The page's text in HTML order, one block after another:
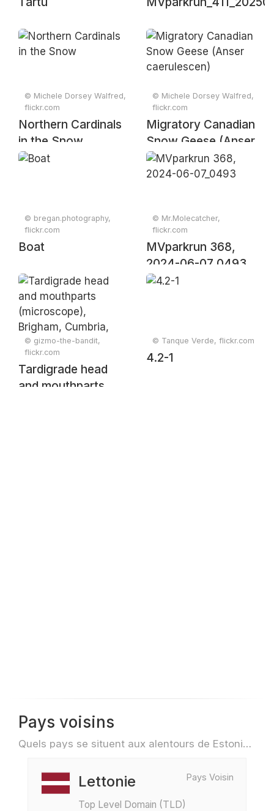
© Michele Dorsey Walfred,
flickr.com
Northern Cardinals
in the Snow
© Michele Dorsey Walfred,
flickr.com
Migratory Canadian
Snow Geese (Anser
caerulescen)
© bregan.photography,
flickr.com
Boat
© Mr.Molecatcher,
flickr.com
MVparkrun 368,
2024-06-07_0493
© gizmo-the-bandit,
flickr.com
Tardigrade head
and mouthparts
© Tanque Verde, flickr.com
4.2-1
Pays voisins
Quels pays se situent aux alentours de Estonie par exemple pour des voyage ou des vols
Pays Voisin
Lettonie
Top Level Domain (TLD)